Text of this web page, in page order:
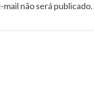
não será publicado.